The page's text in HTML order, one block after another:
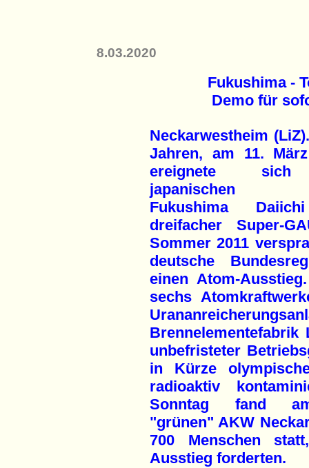
8.03.2020
Fukushima -
Demo für
Neckarwestheim
Jahren, am 11.
ereignete
japanischen
Fukushima
dreifacher Super-
Sommer 2011
deutsche
einen Atom-
sechs
unbefristeter
in Kürze
radioaktiv
Sonntag fand am
"grünen" AKW
700 Menschen
Ausstieg forderten.